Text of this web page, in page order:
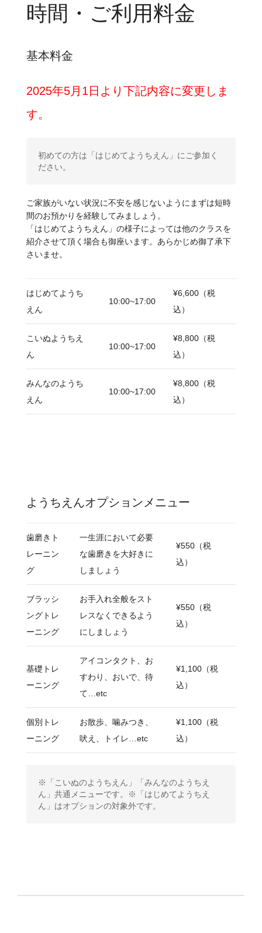
時間・ご利用料金
基本料金
2025年5月1日より下記内容に変更しま
す。
初めての方は「はじめてようちえん」にご参加く
ださい。
ご家族がいない状況に不安を感じないようにまずは短時
間のお預かりを経験してみましょう。
「はじめてようちえん」の様子によっては他のクラスを
紹介させて頂く場合も御座います。あらかじめ御了承下
さいませ。
はじめてようち
えん
10:00~17:00
¥6,600（税
込）
こいぬようちえ
ん
10:00~17:00
¥8,800（税
込）
みんなのようち
えん
10:00~17:00
¥8,800（税
込）
ようちえんオプションメニュー
歯磨きト
レーニン
グ
一生涯において必要
な歯磨きを大好きに
しましょう
¥550（税
込）
ブラッシ
ングトレ
ーニング
お手入れ全般をスト
レスなくできるよう
にしましょう
¥550（税
込）
基礎トレ
ーニング
アイコンタクト、お
すわり、おいで、待
て…etc
¥1,100（税
込）
個別トレ
ーニング
お散歩、噛みつき、
吠え、トイレ…etc
¥1,100（税
込）
※「こいぬのようちえん」「みんなのようちえ
ん」共通メニューです。※「はじめてようちえ
ん」はオプションの対象外です。